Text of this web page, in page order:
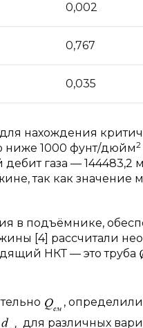
0,002
0,767
0,035
нахождения
ниже 1000 фунт/дюйм2
газа — 144483,2 м
так как значение
в подъёмнике,
[4] рассчитали
НКТ — это труба
,
для различных